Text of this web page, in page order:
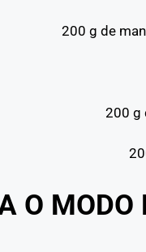
200 g de
200 g
O MODO